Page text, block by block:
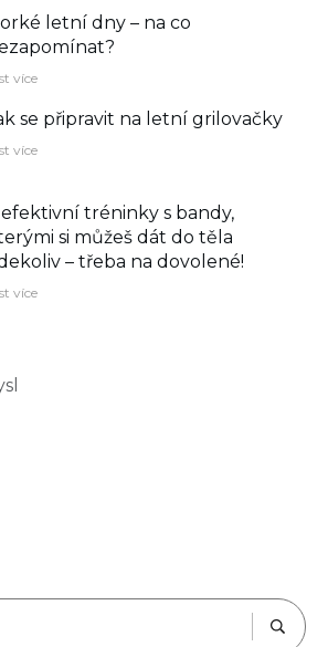
letní dny – na co
více
se připravit na letní grilovačky
více
tréninky s bandy,
si můžeš dát do těla
–⁠ třeba na dovolené!
více